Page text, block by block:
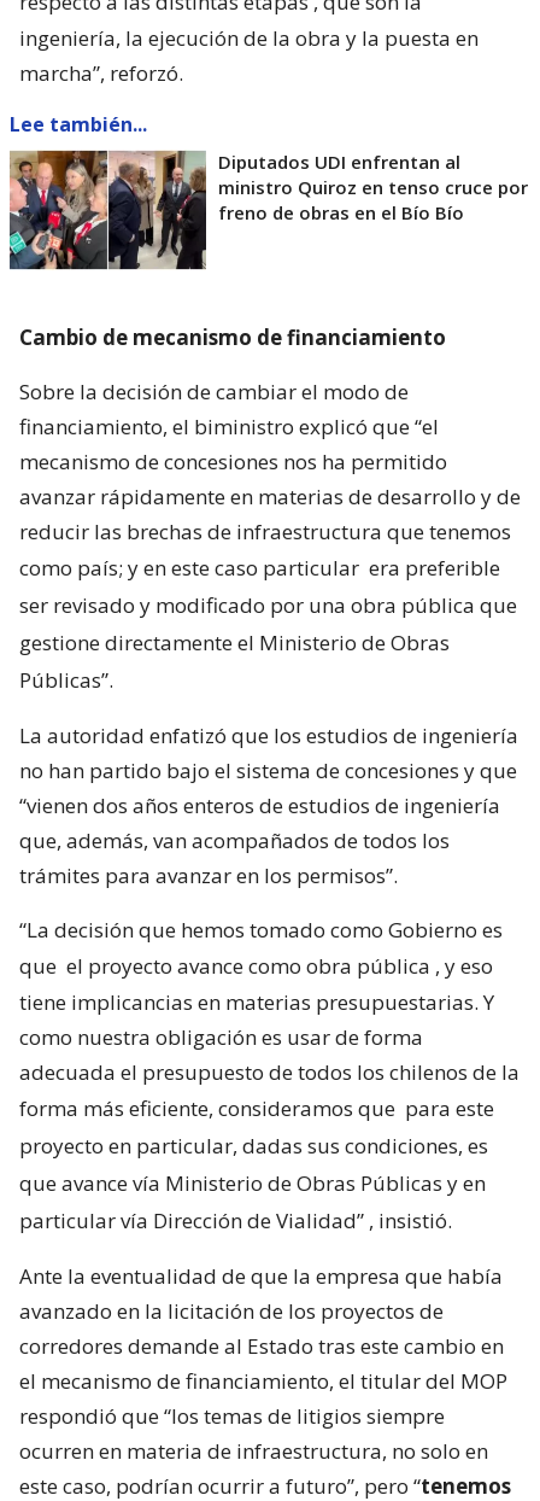
ingeniería, la ejecución de la obra y la puesta en
marcha”, reforzó.
Lee también...
Diputados UDI enfrentan al
ministro Quiroz en tenso cruce por
freno de obras en el Bío Bío
Cambio de mecanismo de financiamiento
Sobre la decisión de cambiar el modo de
financiamiento, el biministro explicó que “el
mecanismo de concesiones nos ha permitido
avanzar rápidamente en materias de desarrollo y de
reducir las brechas de infraestructura que tenemos
como país; y en este caso particular era preferible
ser revisado y modificado por una obra pública que
gestione directamente el Ministerio de Obras
Públicas”.
La autoridad enfatizó que los estudios de ingeniería
no han partido bajo el sistema de concesiones y que
“vienen dos años enteros de estudios de ingeniería
que, además, van acompañados de todos los
trámites para avanzar en los permisos”.
“La decisión que hemos tomado como Gobierno es
que el proyecto avance como obra pública , y eso
tiene implicancias en materias presupuestarias. Y
como nuestra obligación es usar de forma
adecuada el presupuesto de todos los chilenos de la
forma más eficiente, consideramos que para este
proyecto en particular, dadas sus condiciones, es
que avance vía Ministerio de Obras Públicas y en
particular vía Dirección de Vialidad” , insistió.
Ante la eventualidad de que la empresa que había
avanzado en la licitación de los proyectos de
corredores demande al Estado tras este cambio en
el mecanismo de financiamiento, el titular del MOP
respondió que “los temas de litigios siempre
ocurren en materia de infraestructura, no solo en
este caso, podrían ocurrir a futuro”, pero “tenemos